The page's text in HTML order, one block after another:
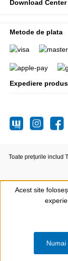
Download Center
Metode de plata
Expediere
Toate prețurile includ
Acest site